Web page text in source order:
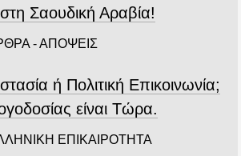
Σαουδική Αραβία!
- ΑΠΟΨΕΙΣ
ή Πολιτική Επικοινωνία;
είναι Τώρα.
ΕΠΙΚΑΙΡΟΤΗΤΑ